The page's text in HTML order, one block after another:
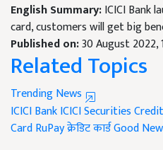
English Summary:ICICI Bank
card, customers will get big
Published on:30 August 2022,
Related Topics
Trending News
ICICI BankICICI Securities
CardRuPay क्रेडिट कार्डGood